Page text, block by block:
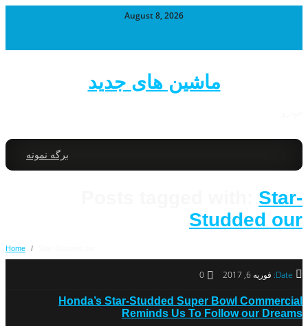
August 8, 2026
ماشین های جدید
برگه نمونه
Star-
Studded our
Home /
Date: فوریه 6, 2017 0
Honda’s Star-Studded Super Bowl Commercial
Reminds Us To Follow our Dreams